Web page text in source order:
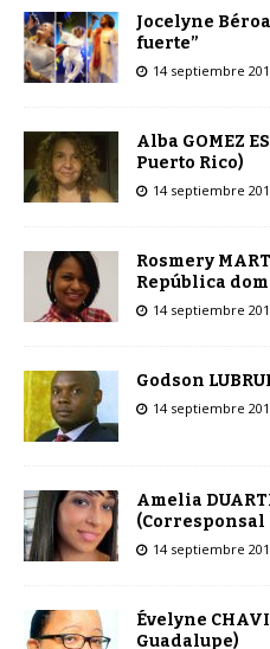
Jocelyne
fuerte”
14 septiembre
Alba GOMEZ
Puerto Rico)
14 septiembre
Rosmery
República
14 septiembre
Godson
14 septiembre
Amelia
(Corresponsal
14 septiembre
Évelyne
Guadalupe)